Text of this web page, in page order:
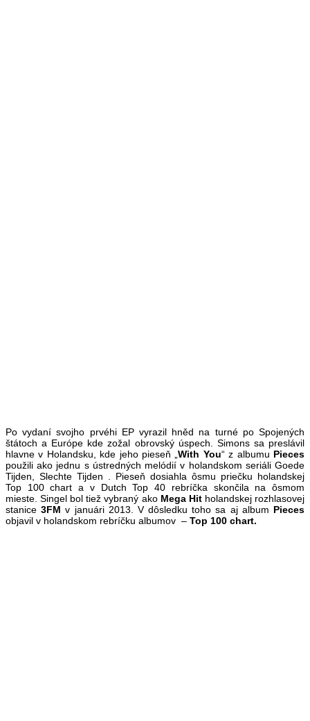
Po vydaní svojho prvéhi EP vyrazil hněd na turné po Spojených
štátoch a Európe kde zožal obrovský úspech. Simons sa preslávil
hlavne v Holandsku, kde jeho pieseň „With You“ z albumu Pieces
použili ako jednu s ústredných melódií v holandskom seriáli Goede
Tijden, Slechte Tijden . Pieseň dosiahla ôsmu priečku holandskej
Top 100 chart a v Dutch Top 40 rebríčka skončila na ôsmom
mieste. Singel bol tiež vybraný ako Mega Hit holandskej rozhlasovej
stanice3FMv januári 2013. V dôsledku toho sa aj album Pieces
objavil v holandskom rebríčku albumov – Top 100 chart.